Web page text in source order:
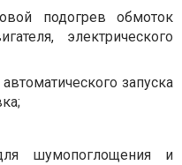
подогрев обмоток
электрического
запуска
шумопоглощения и